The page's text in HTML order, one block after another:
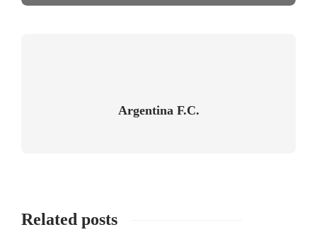
Argentina F.C.
Related posts